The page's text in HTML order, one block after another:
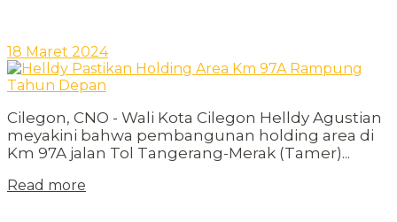
18 Maret 2024
Cilegon, CNO - Wali Kota Cilegon Helldy Agustian
meyakini bahwa pembangunan holding area di
Km 97A jalan Tol Tangerang-Merak (Tamer)...
Read more